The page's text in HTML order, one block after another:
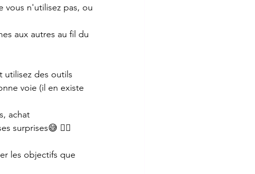
vous n'utilisez pas, ou
aux autres au fil du
utilisez des outils
voie (il en existe
achat
surprises😅 👉🏾
les objectifs que